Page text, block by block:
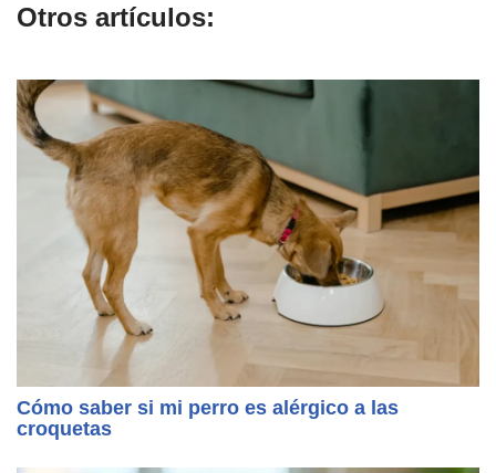
Otros artículos:
Cómo saber si mi perro es alérgico a las
croquetas